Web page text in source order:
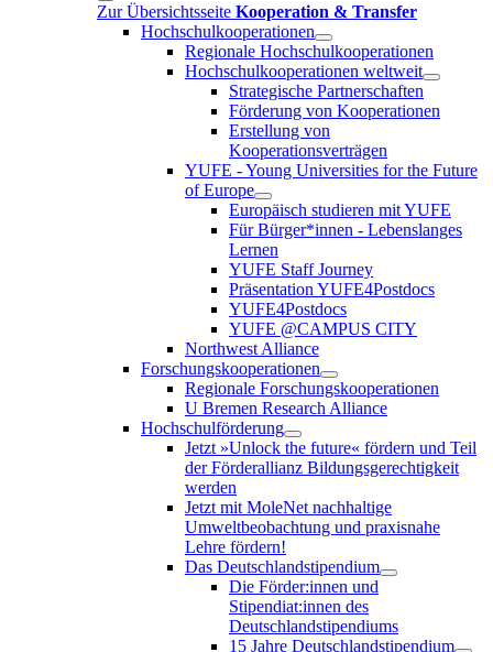
Zur Übersichtsseite Kooperation & Transfer
Hochschulkooperationen
Regionale Hochschulkooperationen
Hochschulkooperationen weltweit
Strategische Partnerschaften
Förderung von Kooperationen
Erstellung von
Kooperationsverträgen
YUFE - Young Universities for the Future
of Europe
Europäisch studieren mit YUFE
Für Bürger*innen - Lebenslanges
Lernen
YUFE Staff Journey
Präsentation YUFE4Postdocs
YUFE4Postdocs
YUFE @CAMPUS CITY
Northwest Alliance
Forschungskooperationen
Regionale Forschungskooperationen
U Bremen Research Alliance
Hochschulförderung
Jetzt »Unlock the future« fördern und Teil
der Förderallianz Bildungsgerechtigkeit
werden
Jetzt mit MoleNet nachhaltige
Umweltbeobachtung und praxisnahe
Lehre fördern!
Das Deutschlandstipendium
Die Förder:innen und
Stipendiat:innen des
Deutschlandstipendiums
15 Jahre Deutschlandstipendium